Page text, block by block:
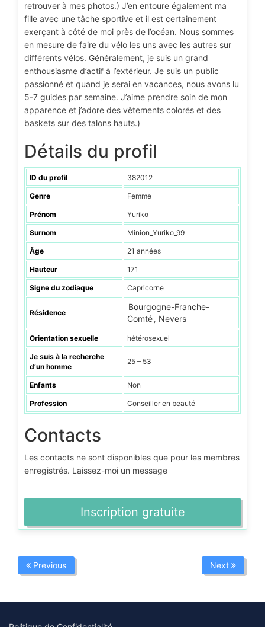
retrouver à mes photos.) J’en entoure également ma
fille avec une tâche sportive et il est certainement
exerçant à côté de moi près de l’océan. Nous sommes
en mesure de faire du vélo les uns avec les autres sur
différents vélos. Généralement, je suis un grand
enthousiasme d’actif à l’extérieur. Je suis un public
passionné et quand je serai en vacances, nous avons lu
5-7 guides par semaine. J’aime prendre soin de mon
apparence et j’adore des vêtements colorés et des
baskets sur des talons hauts.)
Détails du profil
ID du profil 382012
Genre Femme
Prénom Yuriko
Surnom Minion_Yuriko_99
Âge 21 années
Hauteur 171
Signe du zodiaque Capricorne
Résidence
Bourgogne-Franche-
Comté , Nevers
Orientation sexuelle hétérosexuel
Je suis à la recherche
d’un homme
25 – 53
Enfants Non
Profession Conseiller en beauté
Contacts
Les contacts ne sont disponibles que pour les membres
enregistrés. Laissez-moi un message
Inscription gratuite
Previous Next